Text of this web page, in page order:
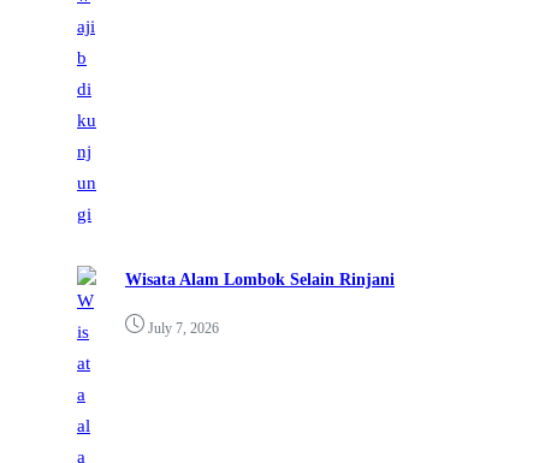
Wisata Alam Lombok Selain Rinjani
July 7, 2026